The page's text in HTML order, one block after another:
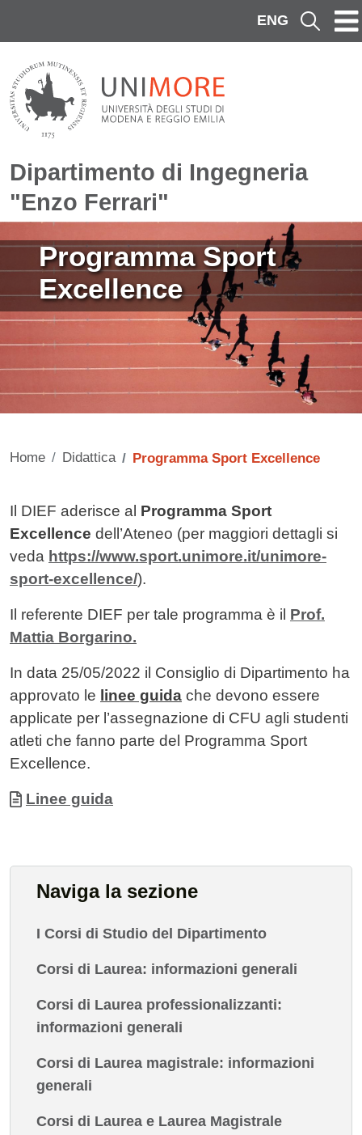
ENG Cerca
Dipartimento di Ingegneria
"Enzo Ferrari"
Programma Sport
Excellence
Home Didattica Programma Sport Excellence
Contenuto
Il DIEF aderisce al Programma Sport
Excellence dell’Ateneo (per maggiori dettagli si
veda https://www.sport.unimore.it/unimore-
sport-excellence/).
Il referente DIEF per tale programma è il Prof.
Mattia Borgarino.
In data 25/05/2022 il Consiglio di Dipartimento ha
approvato le linee guida che devono essere
applicate per l’assegnazione di CFU agli studenti
atleti che fanno parte del Programma Sport
Excellence.
Allegati
Documento
Linee guida
Naviga la sezione
I Corsi di Studio del Dipartimento
Corsi di Laurea: informazioni generali
Corsi di Laurea professionalizzanti:
informazioni generali
Corsi di Laurea magistrale: informazioni
generali
Corsi di Laurea e Laurea Magistrale